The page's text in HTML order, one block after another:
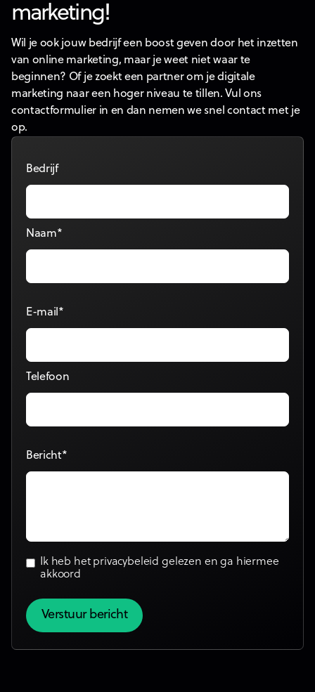
marketing!
Wil je ook jouw bedrijf een boost geven door het inzetten
van online marketing, maar je weet niet waar te
beginnen? Of je zoekt een partner om je digitale
marketing naar een hoger niveau te tillen. Vul ons
contactformulier in en dan nemen we snel contact met je
op.
Bedrijf
Naam*
E-mail*
Telefoon
Bericht*
Ik heb het privacybeleid gelezen en ga hiermee
akkoord